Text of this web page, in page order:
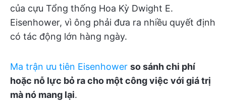
của cựu Tổng thống Hoa Kỳ Dwight E.
Eisenhower, vì ông phải đưa ra nhiều quyết định
có tác động lớn hàng ngày.
Ma trận ưu tiên Eisenhower so sánh chi phí
hoặc nỗ lực bỏ ra cho một công việc với giá trị
mà nó mang lại.